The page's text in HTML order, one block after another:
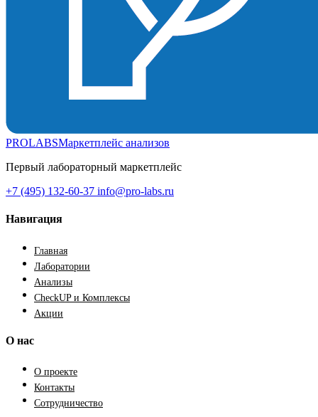
PROLABSМаркетплейс анализов
Первый лабораторный маркетплейс
+7 (495) 132-60-37 info@pro-labs.ru
Навигация
Главная
Лаборатории
Анализы
CheckUP и Комплексы
Акции
О нас
О проекте
Контакты
Сотрудничество